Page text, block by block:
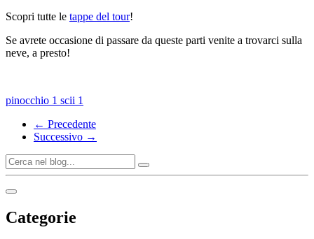
Scopri tutte le tappe del tour!
Se avrete occasione di passare da queste parti venite a trovarci sulla
neve, a presto!
pinocchio 1 scii 1
← Precedente
Successivo →
Categorie